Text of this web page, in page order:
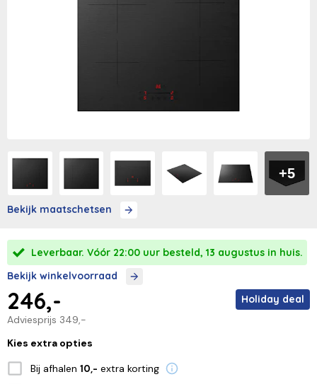
+5
Bekijk maatschetsen
Leverbaar. Vóór 22:00 uur besteld, 13 augustus in huis.
Bekijk winkelvoorraad
Adviesprijs 349,-
246,- Holiday deal
Kies extra opties
Bij afhalen 10,- extra korting